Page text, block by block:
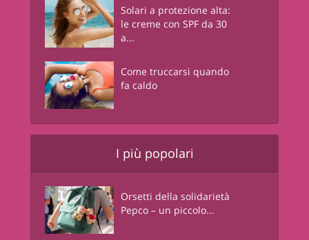
Solari a protezione alta:
le creme con SPF da 30
a...
Come truccarsi quando
fa caldo
I più popolari
Orsetti della solidarietà
Pepco – un piccolo...